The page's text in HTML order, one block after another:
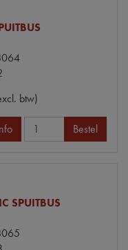
btw)
Bestel
SPUITBUS